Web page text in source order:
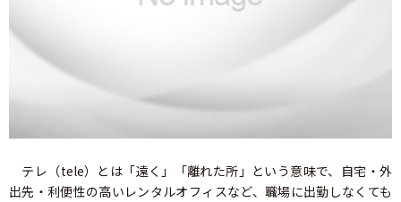
テレ（tele）とは「遠く」「離れた所」という意味で、自宅・外
出先・利便性の高いレンタルオフィスなど、職場に出勤しなくても